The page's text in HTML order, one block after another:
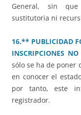
General, sin
sustitutoria ni
16.** PUBLICIDAD
INSCRIPCIONES NO
sólo se ha de poner
en conocer el
por tanto, este
registrador.